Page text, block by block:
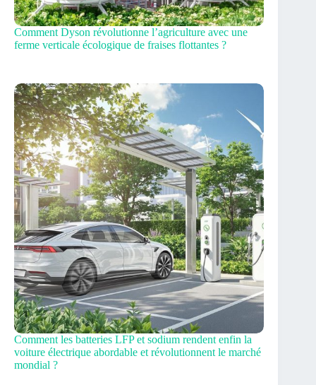
Comment Dyson révolutionne l’agriculture avec une
ferme verticale écologique de fraises flottantes ?
Comment les batteries LFP et sodium rendent enfin la
voiture électrique abordable et révolutionnent le marché
mondial ?